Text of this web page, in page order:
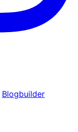
Blogbuilder